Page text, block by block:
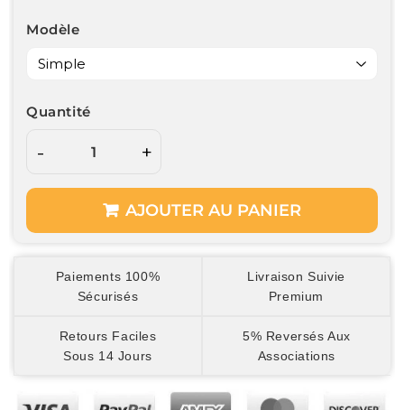
Modèle
Quantité
- +
AJOUTER AU PANIER
Paiements 100%
Sécurisés
Livraison Suivie
Premium
Retours Faciles
Sous 14 Jours
5% Reversés Aux
Associations